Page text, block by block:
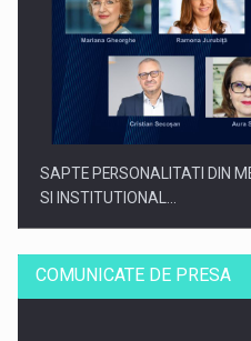
SAPTE PERSONALITATI DIN
SI INSTITUTIONAL…
COMUNICATE DE PRESA